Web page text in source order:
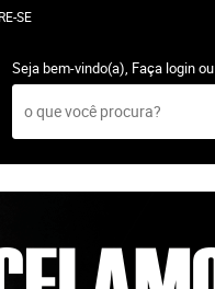
SE
Seja bem-vindo(a), Faça loginou